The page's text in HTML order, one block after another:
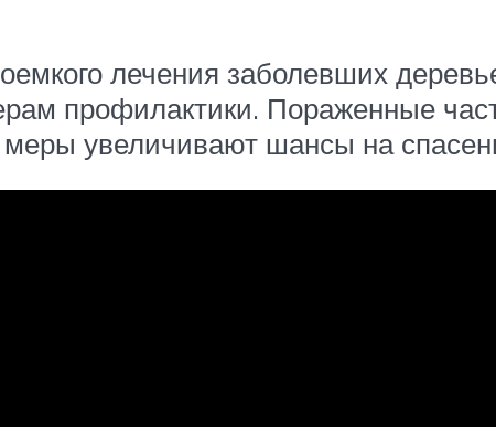
лечения заболевших
профилактики. Пораженные
увеличивают шансы на